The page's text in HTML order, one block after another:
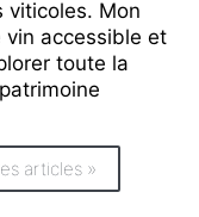
viticoles. Mon
accessible et
toute la
articles »